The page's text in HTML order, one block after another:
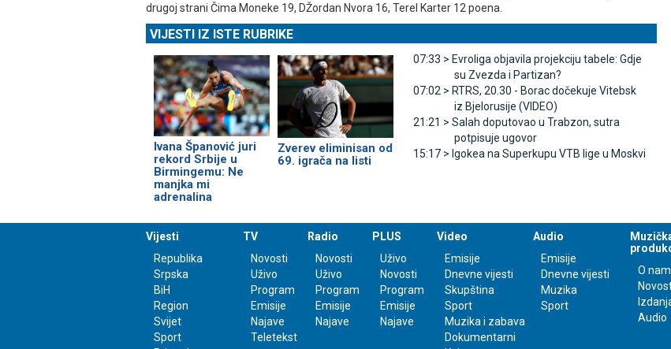
drugoj strani Čima Moneke 19, DŽordan Nvora 16, Terel Karter 12 poena.
VIJESTI IZ ISTE RUBRIKE
Ivana Španović juri
rekord Srbije u
Birmingemu: Ne
manjka mi
adrenalina
Zverev eliminisan od
69. igrača na listi
07:33 > Evroliga objavila projekciju tabele: Gdje
su Zvezda i Partizan?
07:02 > RTRS, 20.30 - Borac dočekuje Vitebsk
iz Bjelorusije (VIDEO)
21:21 > Salah doputovao u Trabzon, sutra
potpisuje ugovor
15:17 > Igokea na Superkupu VTB lige u Moskvi
Vijesti
Republika
Srpska
BiH
Region
Svijet
Sport
TV
Novosti
Uživo
Program
Emisije
Najave
Teletekst
Radio
Novosti
Uživo
Program
Emisije
Najave
PLUS
Uživo
Novosti
Program
Emisije
Najave
Video
Emisije
Dnevne vijesti
Skupština
Sport
Muzika i zabava
Dokumentarni
Audio
Emisije
Dnevne vijesti
Muzika
Sport
O
Audio